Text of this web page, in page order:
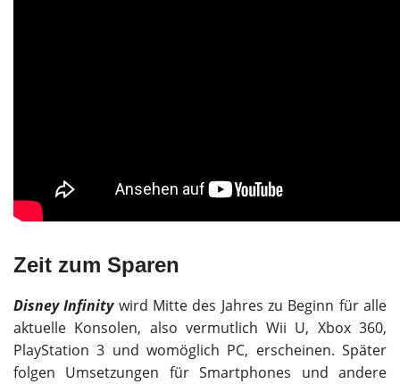
Zeit zum Sparen
Disney Infinity wird Mitte des Jahres zu Beginn für alle
aktuelle Konsolen, also vermutlich Wii U, Xbox 360,
PlayStation 3 und womöglich PC, erscheinen. Später
folgen Umsetzungen für Smartphones und andere